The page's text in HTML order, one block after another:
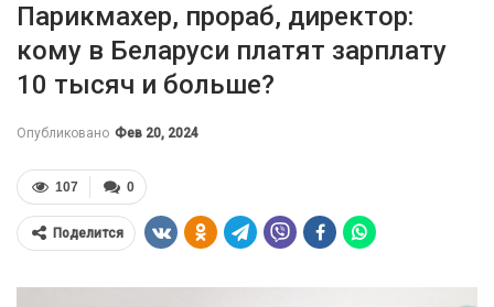
Парикмахер, прораб, директор:
кому в Беларуси платят зарплату
10 тысяч и больше?
Опубликовано Фев 20, 2024
0
107
Поделится